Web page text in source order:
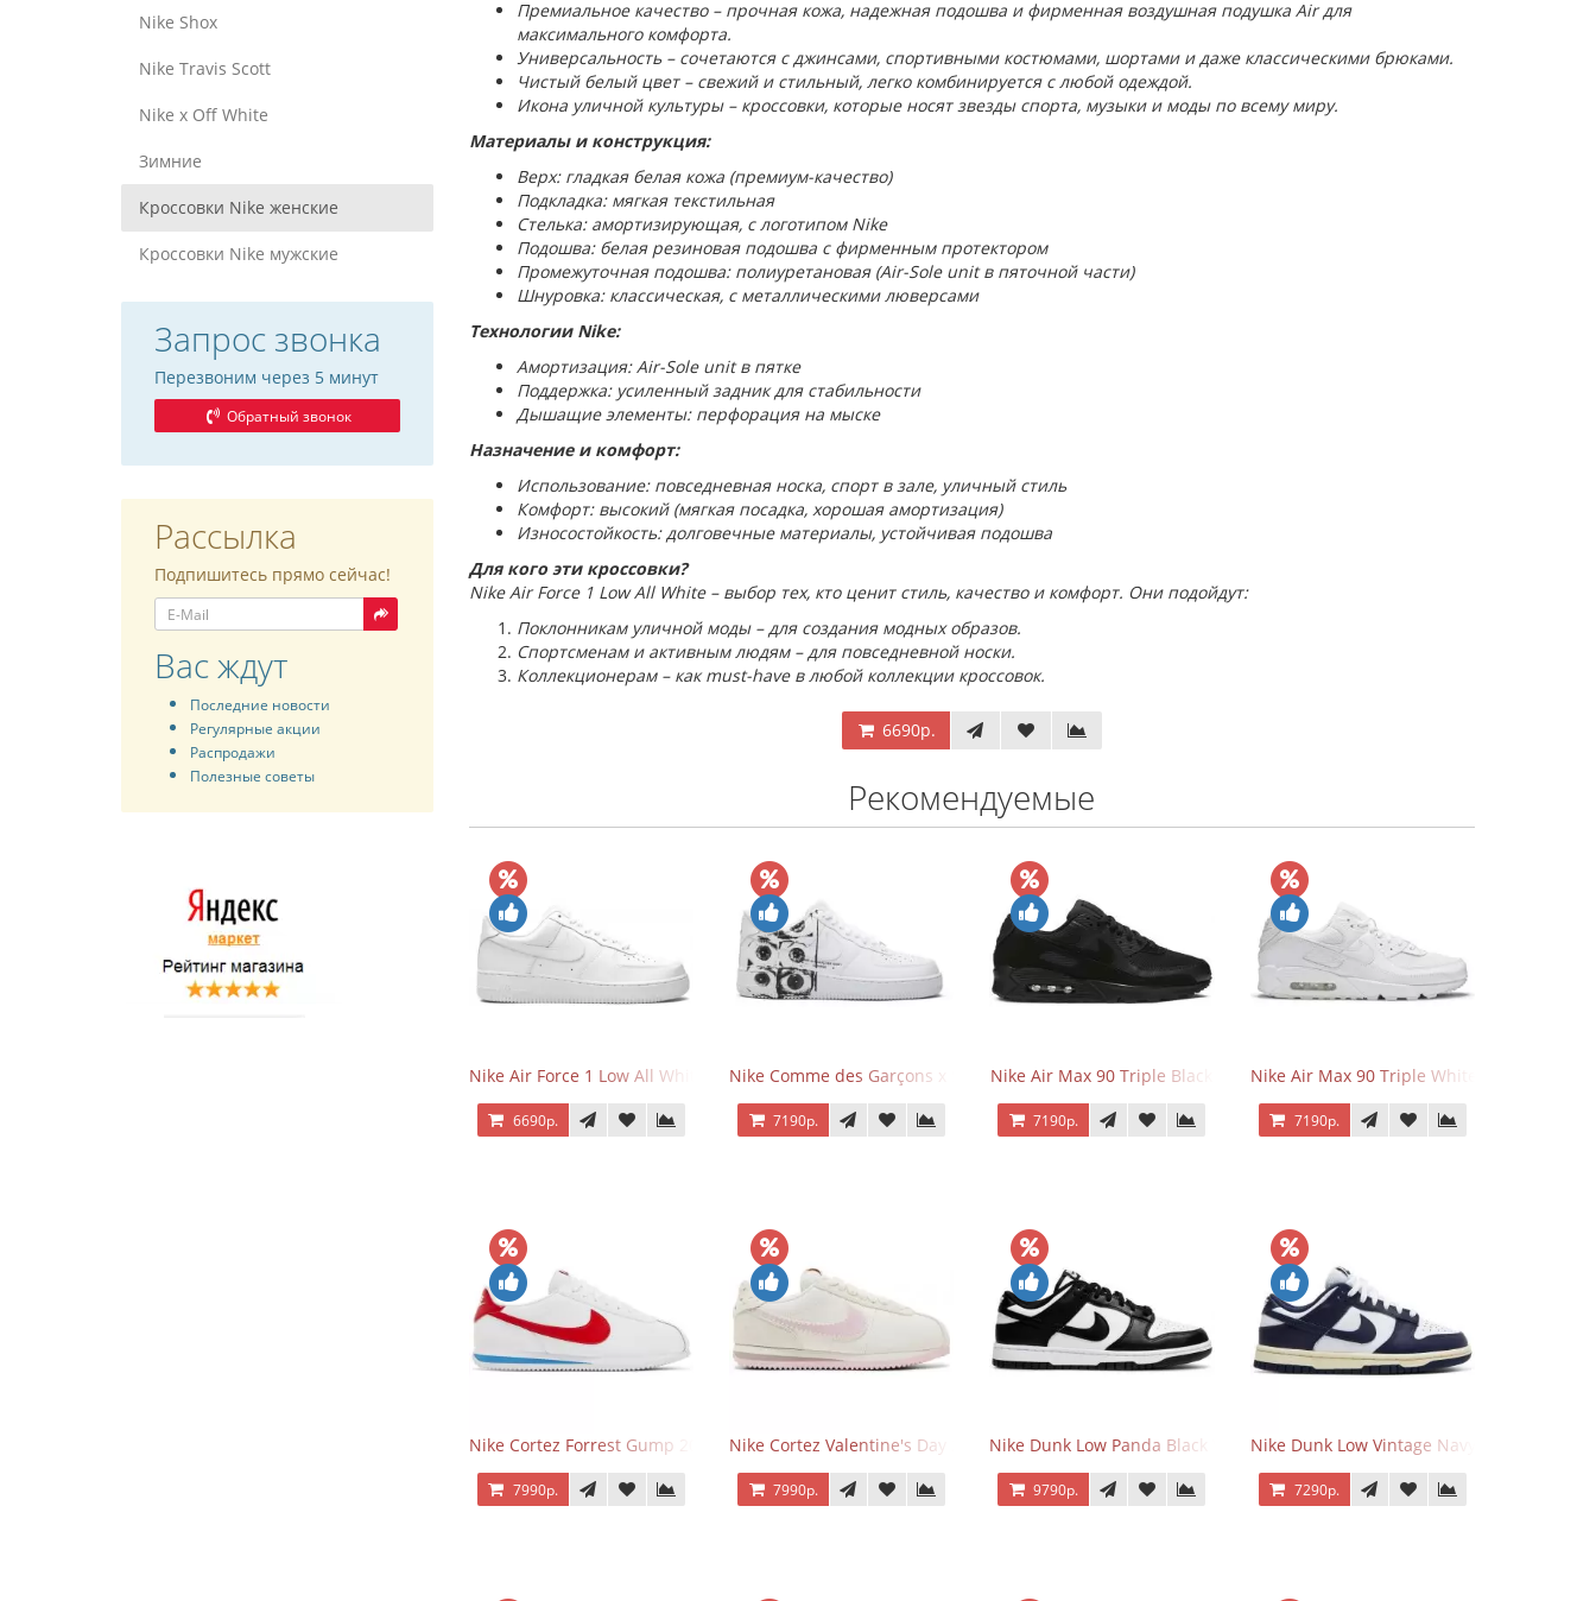
Nike Shox
Nike Travis Scott
Nike x Off White
Зимние
Кроссовки Nike женские
Кроссовки Nike мужские
Запрос звонка
Перезвоним через 5 минут
Обратный звонок
Рассылка
Подпишитесь прямо сейчас!
Вас ждут
Последние новости
Регулярные акции
Распродажи
Полезные советы
Премиальное качество – прочная кожа, надежная подошва и фирменная воздушная подушка Air для
максимального комфорта.
Универсальность – сочетаются с джинсами, спортивными костюмами, шортами и даже классическими брюками.
Чистый белый цвет – свежий и стильный, легко комбинируется с любой одеждой.
Икона уличной культуры – кроссовки, которые носят звезды спорта, музыки и моды по всему миру.
Материалы и конструкция:
Верх: гладкая белая кожа (премиум-качество)
Подкладка: мягкая текстильная
Стелька: амортизирующая, с логотипом Nike
Подошва: белая резиновая подошва с фирменным протектором
Промежуточная подошва: полиуретановая (Air-Sole unit в пяточной части)
Шнуровка: классическая, с металлическими люверсами
Технологии Nike:
Амортизация: Air-Sole unit в пятке
Поддержка: усиленный задник для стабильности
Дышащие элементы: перфорация на мыске
Назначение и комфорт:
Использование: повседневная носка, спорт в зале, уличный стиль
Комфорт: высокий (мягкая посадка, хорошая амортизация)
Износостойкость: долговечные материалы, устойчивая подошва
Для кого эти кроссовки?
Nike Air Force 1 Low All White – выбор тех, кто ценит стиль, качество и комфорт. Они подойдут:
Поклонникам уличной моды – для создания модных образов.
Спортсменам и активным людям – для повседневной носки.
Коллекционерам – как must-have в любой коллекции кроссовок.
6690р.
Рекомендуемые
Nike Air Force 1 Low All White
6690р.
Nike Comme des Garçons x Supreme x Air Force 1 Low Eyes
7190р.
Nike Air Max 90 Triple Black
7190р.
Nike Air Max 90 Triple White
7190р.
Nike Cortez Forrest Gump 2024
7990р.
Nike Cortez Valentine's Day 2025
7990р.
Nike Dunk Low Panda Black White
9790р.
Nike Dunk Low Vintage Navy
7290р.